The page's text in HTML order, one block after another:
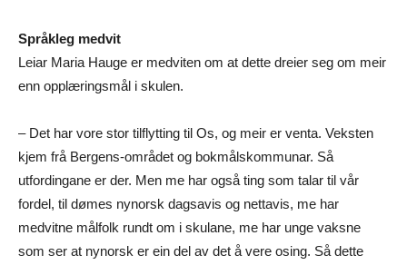
Språkleg medvit
Leiar Maria Hauge er medviten om at dette dreier seg om meir
enn opplæringsmål i skulen.
– Det har vore stor tilflytting til Os, og meir er venta. Veksten
kjem frå Bergens-området og bokmålskommunar. Så
utfordingane er der. Men me har også ting som talar til vår
fordel, til dømes nynorsk dagsavis og nettavis, me har
medvitne målfolk rundt om i skulane, me har unge vaksne
som ser at nynorsk er ein del av det å vere osing. Så dette